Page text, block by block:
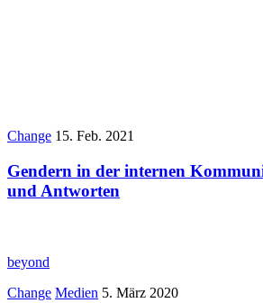
Change 15. Feb. 2021
Gendern in der internen
und Antworten
beyond
Change Medien 5. März 2020